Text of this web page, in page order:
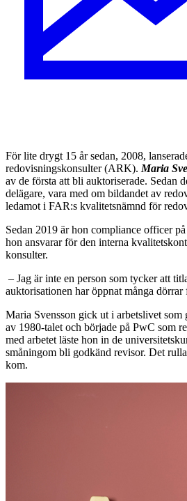
För lite drygt 15 år sedan, 2008,
redovisningskonsulter (ARK). Maria
av de första att bli auktoriserade. Sedan
delägare, vara med om bildandet av
ledamot i FAR:s kvalitetsnämnd för
Sedan 2019 är hon compliance officer
hon ansvarar för den interna
konsulter.
– Jag är inte en person som tycker att
auktorisationen har öppnat många dörrar
Maria Svensson gick ut i arbetslivet som
av 1980-talet och började på PwC som
med arbetet läste hon in de
småningom bli godkänd revisor. Det
kom.